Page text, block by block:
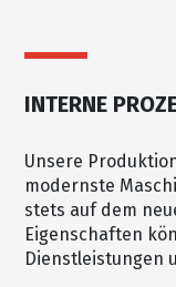
INTERNE
Unsere
modernste
stets auf dem
Eigenschaften
Dienstleistungen